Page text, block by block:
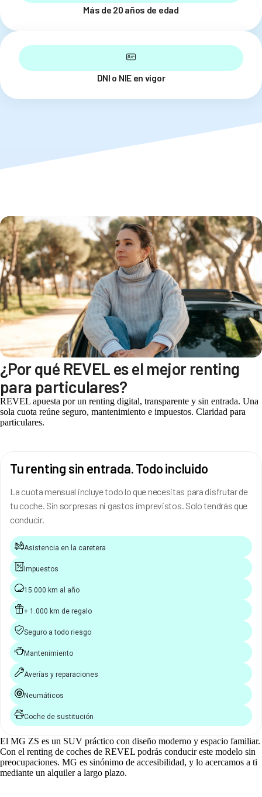
Más de 20 años de edad
DNI o NIE en vigor
¿Por qué REVEL es el mejor renting
para particulares?
REVEL apuesta por un renting digital, transparente y sin entrada. Una
sola cuota reúne seguro, mantenimiento e impuestos. Claridad para
particulares.
Tu renting sin entrada. Todo incluido
La cuota mensual incluye todo lo que necesitas para disfrutar de
tu coche. Sin sorpresas ni gastos imprevistos. Solo tendrás que
conducir.
Asistencia en la caretera
Impuestos
15.000 km al año
+ 1.000 km de regalo
Seguro a todo riesgo
Mantenimiento
Averías y reparaciones
Neumáticos
Coche de sustitución
El MG ZS es un SUV práctico con diseño moderno y espacio familiar.
Con el renting de coches de REVEL podrás conducir este modelo sin
preocupaciones. MG es sinónimo de accesibilidad, y lo acercamos a ti
mediante un alquiler a largo plazo.